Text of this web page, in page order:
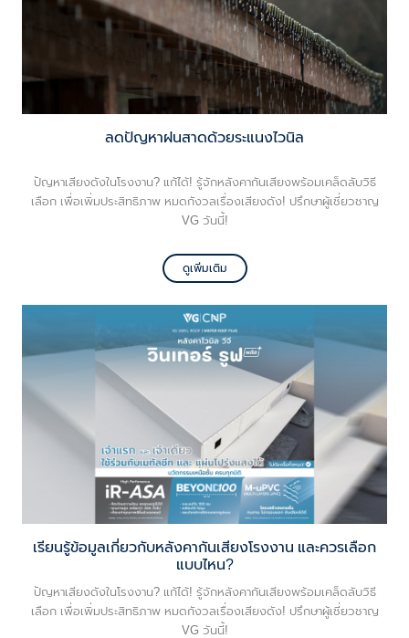
ลดปัญหาฝนสาดด้วยระแนงไวนิล
ปัญหาเสียงดังในโรงงาน? แก้ได้! รู้จักหลังคากันเสียงพร้อมเคล็ดลับวิธี
เลือก เพื่อเพิ่มประสิทธิภาพ หมดกังวลเรื่องเสียงดัง! ปรึกษาผู้เชี่ยวชาญ
VG วันนี้!
ดูเพิ่มเติม
เรียนรู้ข้อมูลเกี่ยวกับหลังคากันเสียงโรงงาน และควรเลือก
แบบไหน?
ปัญหาเสียงดังในโรงงาน? แก้ได้! รู้จักหลังคากันเสียงพร้อมเคล็ดลับวิธี
เลือก เพื่อเพิ่มประสิทธิภาพ หมดกังวลเรื่องเสียงดัง! ปรึกษาผู้เชี่ยวชาญ
VG วันนี้!